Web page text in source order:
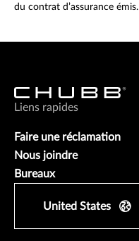
du contrat d’assurance émis.
Liens rapides
Faire une réclamation
Nous joindre
Bureaux
United States